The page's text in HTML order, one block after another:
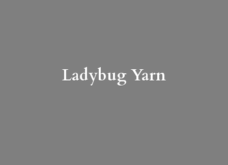
Ladybug Yarn